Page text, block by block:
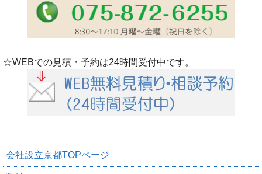
☆WEBでの見積・予約は24時間受付中です。
会社設立京都TOPページ